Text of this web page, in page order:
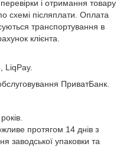
і отримання товару
схемі післяплати. Оплата
транспортування в
клієнта.
LiqPay.
ПриватБанк.
протягом 14 днів з
заводської упаковки та